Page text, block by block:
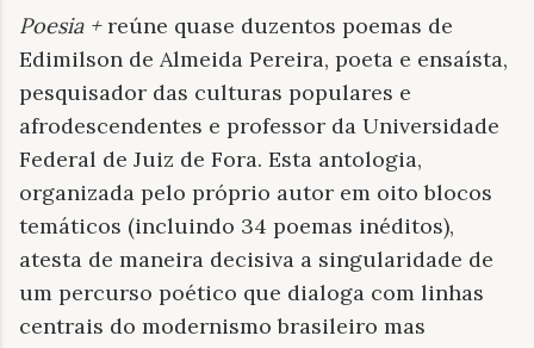
Poesia +reúne quase duzentos poemas de
Edimilson de Almeida Pereira, poeta e ensaísta,
pesquisador das culturas populares e
afrodescendentes e professor da Universidade
Federal de Juiz de Fora. Esta antologia,
organizada pelo próprio autor em oito blocos
temáticos (incluindo 34 poemas inéditos),
atesta de maneira decisiva a singularidade de
um percurso poético que dialoga com linhas
centrais do modernismo brasileiro mas